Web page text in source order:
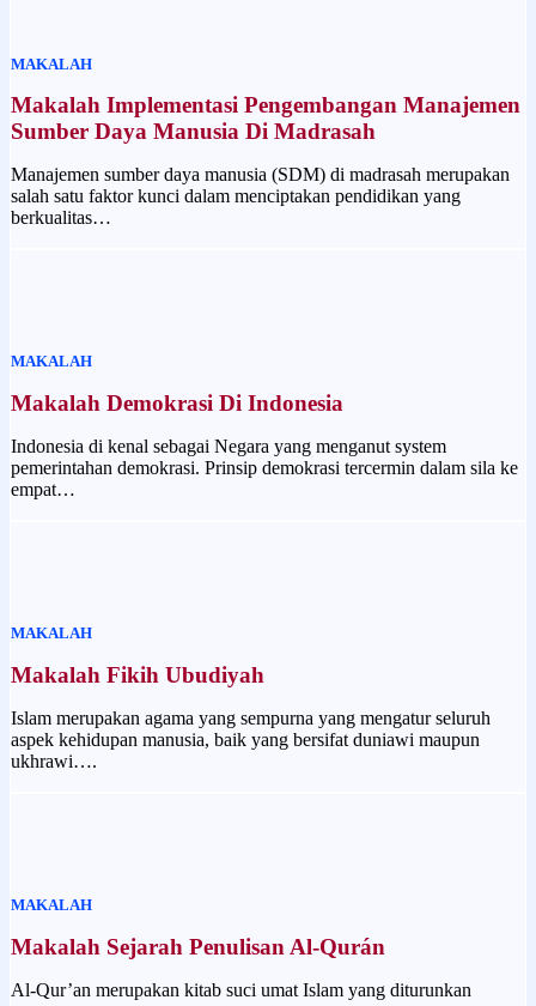
MAKALAH
Makalah Implementasi Pengembangan Manajemen
Sumber Daya Manusia Di Madrasah
Manajemen sumber daya manusia (SDM) di madrasah merupakan
salah satu faktor kunci dalam menciptakan pendidikan yang
berkualitas…
MAKALAH
Makalah Demokrasi Di Indonesia
Indonesia di kenal sebagai Negara yang menganut system
pemerintahan demokrasi. Prinsip demokrasi tercermin dalam sila ke
empat…
MAKALAH
Makalah Fikih Ubudiyah
Islam merupakan agama yang sempurna yang mengatur seluruh
aspek kehidupan manusia, baik yang bersifat duniawi maupun
ukhrawi….
MAKALAH
Makalah Sejarah Penulisan Al-Qurán
Al-Qur’an merupakan kitab suci umat Islam yang diturunkan